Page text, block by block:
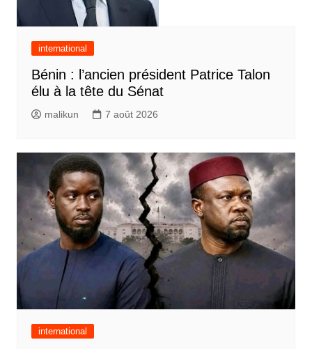
international
Bénin : l’ancien président Patrice Talon
élu à la tête du Sénat
malikun 7 août 2026
international